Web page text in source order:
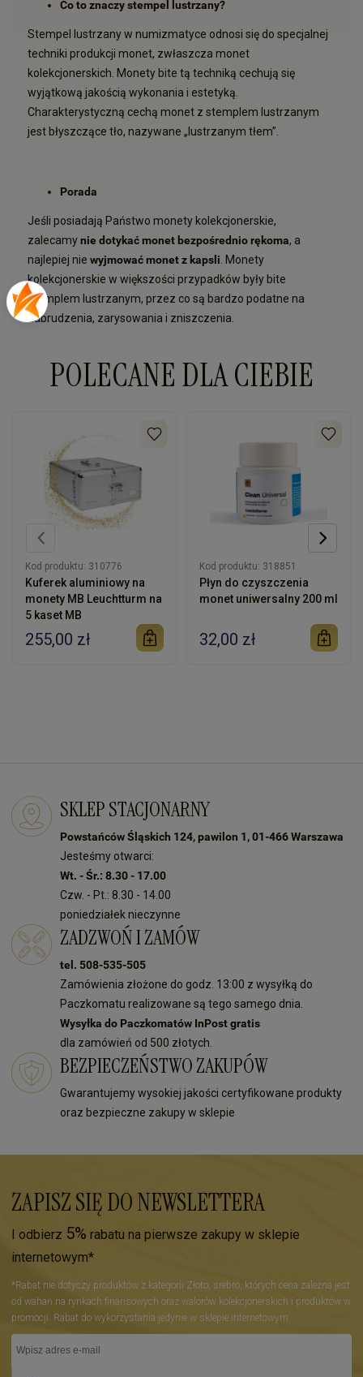
Co to znaczy stempel lustrzany?
Stempel lustrzany w numizmatyce odnosi się do specjalnej
techniki produkcji monet, zwłaszcza monet
kolekcjonerskich. Monety bite tą techniką cechują się
wyjątkową jakością wykonania i estetyką.
Charakterystyczną cechą monet z stemplem lustrzanym
jest błyszczące tło, nazywane „lustrzanym tłem”.
Porada
Jeśli posiadają Państwo monety kolekcjonerskie,
zalecamynie dotykać monet bezpośrednio rękoma, a
najlepiej nie wyjmować monet z kapsli . Monety
kolekcjonerskie w większości przypadków były bite
stemplem lustrzanym, przez co są bardzo podatne na
zabrudzenia, zarysowania i zniszczenia.
POLECANE DLA CIEBIE
Kod produktu: 310776
Kuferek aluminiowy na
monety MB Leuchtturm na
5 kaset MB
255,00 zł
Kod produktu: 318851
Płyn do czyszczenia
monet uniwersalny 200 ml
32,00 zł
SKLEP STACJONARNY
Powstańców Śląskich 124, pawilon 1, 01-466 Warszawa
Jesteśmy otwarci:
Wt. - Śr.: 8.30 - 17.00
Czw. - Pt.: 8.30 - 14.00
poniedziałek nieczynne
ZADZWOŃ I ZAMÓW
tel. 508-535-505
Zamówienia złożone do godz. 13:00 z wysyłką do
Paczkomatu realizowane są tego samego dnia.
Wysyłka do Paczkomatów InPost gratis
dla zamówień od 500 złotych.
BEZPIECZEŃSTWO ZAKUPÓW
Gwarantujemy wysokiej jakości certyfikowane produkty
oraz bezpieczne zakupy w sklepie
ZAPISZ SIĘ DO NEWSLETTERA
I odbierz 5% rabatu na pierwsze zakupy w sklepie
internetowym*
*Rabat nie dotyczy produktów z kategorii Złoto, srebro, których cena zależna jest
od wahań na rynkach finansowych oraz walorów kolekcjonerskich i produktów w
promocji. Rabat do wykorzystania jedynie w sklepie internetowym.